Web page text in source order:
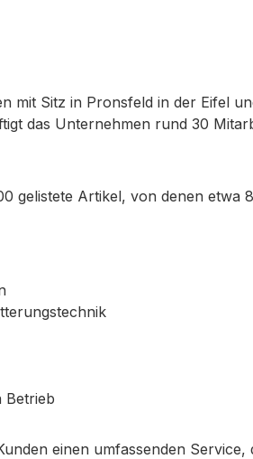
mit Sitz in Pronsfeld in der Eifel
das Unternehmen rund 30
gelistete Artikel, von denen
Betrieb
einen umfassenden